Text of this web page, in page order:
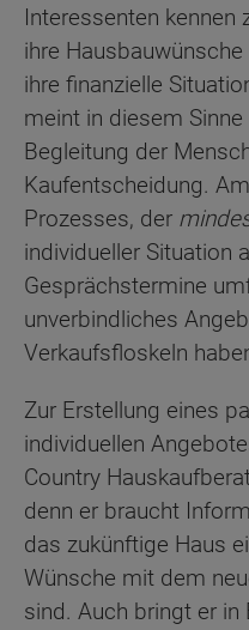
Interessenten kennen
ihre
ihre finanzielle
meint in diesem
Begleitung der
Kaufentscheidung.
Prozesses, der
individueller Situation
Gesprächstermine
unverbindliches
Verkaufsfloskeln
Zur Erstellung eines
individuellen
Country
denn er braucht
das zukünftige Haus
Wünsche mit dem
sind. Auch bringt er in